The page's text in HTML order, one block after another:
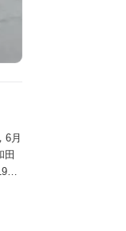
6月
田
日